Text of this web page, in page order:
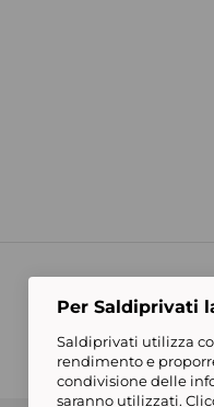
Per Saldiprivati
Saldiprivati utilizza
rendimento e
condivisione delle
saranno utilizzati.